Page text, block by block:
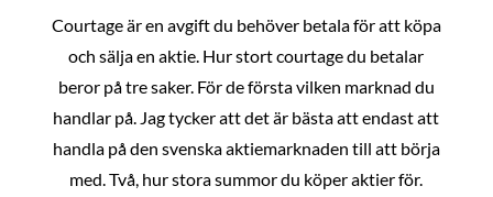
Courtage är en avgift du behöver betala för att köpa
och sälja en aktie. Hur stort courtage du betalar
beror på tre saker. För de första vilken marknad du
handlar på. Jag tycker att det är bästa att endast att
handla på den svenska aktiemarknaden till att börja
med. Två, hur stora summor du köper aktier för.